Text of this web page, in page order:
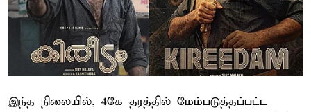
இந்த நிலையில், 4கே தரத்தில் மேம்படுத்தப்பட்ட